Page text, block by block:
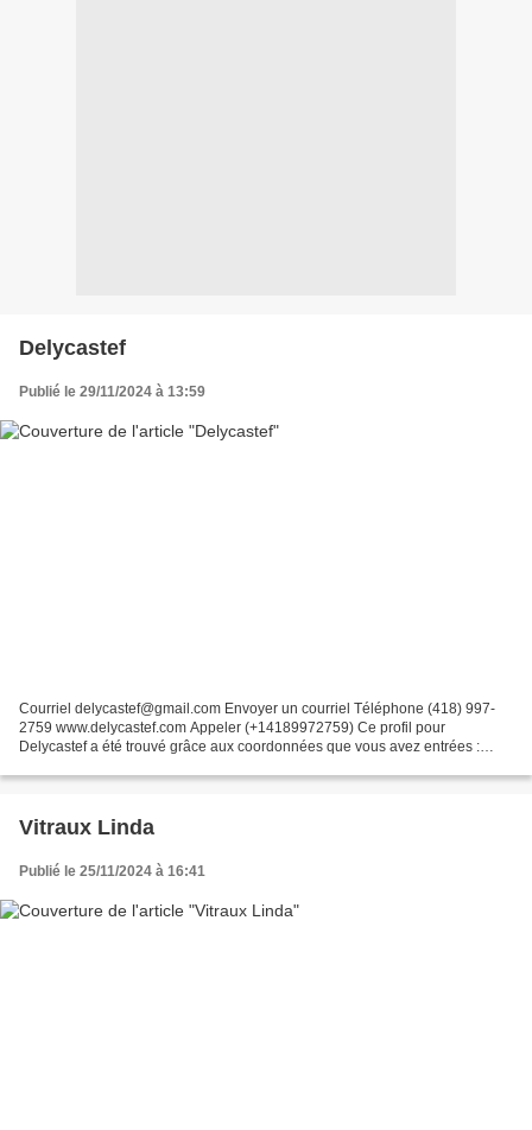
Delycastef
Publié le 29/11/2024 à 13:59
Courriel delycastef@gmail.com Envoyer un courriel Téléphone (418) 997-
2759 www.delycastef.com Appeler (+14189972759) Ce profil pour
Delycastef a été trouvé grâce aux coordonnées que vous avez entrées :
Vitraux Linda
Publié le 25/11/2024 à 16:41